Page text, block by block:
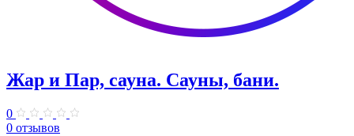
Жар и Пар, сауна. Сауны, бани.
0
0 отзывов